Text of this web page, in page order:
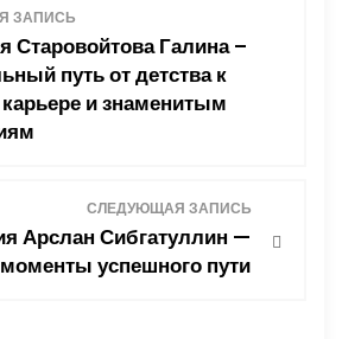
ЗАПИСЬ
Старовойтова Галина –
путь от детства к
и знаменитым
СЛЕДУЮЩАЯ ЗАПИСЬ
Арслан Сибгатуллин —
успешного пути